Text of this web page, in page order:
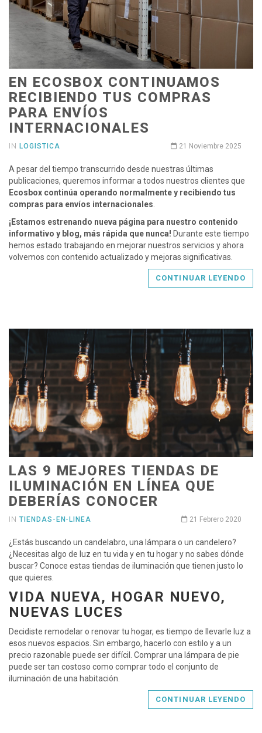
EN ECOSBOX CONTINUAMOS
RECIBIENDO TUS COMPRAS
PARA ENVÍOS
INTERNACIONALES
IN LOGISTICA 21 Noviembre 2025
A pesar del tiempo transcurrido desde nuestras últimas
publicaciones, queremos informar a todos nuestros clientes que
Ecosbox continúa operando normalmente y recibiendo tus
compras para envíos internacionales
¡Estamos estrenando nueva página para nuestro contenido
informativo y blog, más rápida que nunca! Durante este tiempo
hemos estado trabajando en mejorar nuestros servicios y ahora
volvemos con contenido actualizado y mejoras significativas.
CONTINUAR LEYENDO
LAS 9 MEJORES TIENDAS DE
ILUMINACIÓN EN LÍNEA QUE
DEBERÍAS CONOCER
IN TIENDAS-EN-LINEA 21 Febrero 2020
¿Estás buscando un candelabro, una lámpara o un candelero?
¿Necesitas algo de luz en tu vida y en tu hogar y no sabes dónde
buscar? Conoce estas tiendas de iluminación que tienen justo lo
que quieres.
VIDA NUEVA, HOGAR NUEVO,
NUEVAS LUCES
Decidiste remodelar o renovar tu hogar, es tiempo de llevarle luz a
esos nuevos espacios. Sin embargo, hacerlo con estilo y a un
precio razonable puede ser difícil. Comprar una lámpara de pie
puede ser tan costoso como comprar todo el conjunto de
iluminación de una habitación.
CONTINUAR LEYENDO